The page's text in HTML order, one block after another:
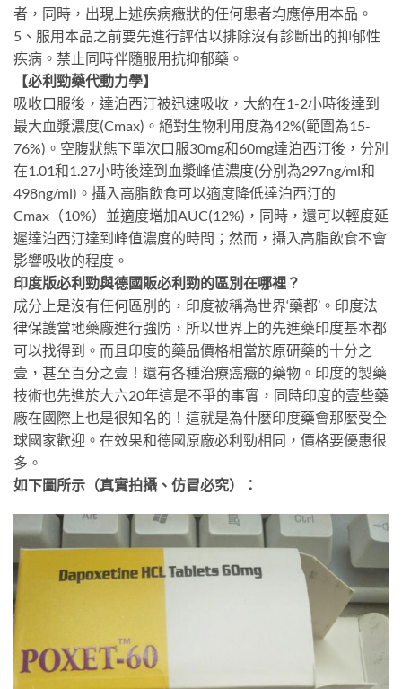
者，同時，出現上述疾病癥狀的任何患者均應停用本品。
5、服用本品之前要先進行評估以排除沒有診斷出的抑郁性
疾病。禁止同時伴隨服用抗抑郁藥。
【必利勁藥代動力學】
吸收口服後，達泊西汀被迅速吸收，大約在1-2小時後達到
最大血漿濃度(Cmax)。絕對生物利用度為42%(範圍為15-
76%)。空腹狀態下單次口服30mg和60mg達泊西汀後，分別
在1.01和1.27小時後達到血漿峰值濃度(分別為297ng/ml和
498ng/ml)。攝入高脂飲食可以適度降低達泊西汀的
Cmax（10%）並適度增加AUC(12%)，同時，還可以輕度延
遲達泊西汀達到峰值濃度的時間；然而，攝入高脂飲食不會
影響吸收的程度。
印度版必利勁與德國販必利勁的區別在哪裡？
成分上是沒有任何區別的，印度被稱為世界‘藥都’。印度法
律保護當地藥廠進行強防，所以世界上的先進藥印度基本都
可以找得到。而且印度的藥品價格相當於原研藥的十分之
壹，甚至百分之壹！還有各種治療癌癥的藥物。印度的製藥
技術也先進於大六20年這是不爭的事實，同時印度的壹些藥
廠在國際上也是很知名的！這就是為什麼印度藥會那麼受全
球國家歡迎。在效果和德國原廠必利勁相同，價格要優惠很
多。
如下圖所示（真實拍攝、仿冒必究）：